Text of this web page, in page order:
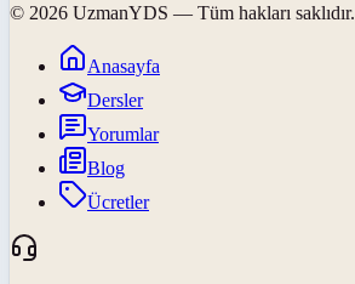
© 2026 UzmanYDS — Tüm hakları saklıdır.
Anasayfa
Dersler
Yorumlar
Blog
Ücretler